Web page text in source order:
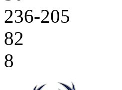
236-205
82
8